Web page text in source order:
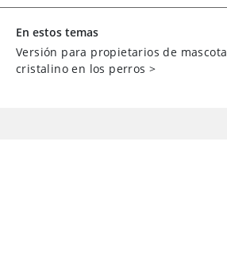
En estos temas
Versión para propietarios de
cristalino en los perros >